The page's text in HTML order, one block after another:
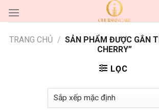
TRANG CHỦ / SẢN PHẨM ĐƯỢC GẮN
CHERRY”
LỌC